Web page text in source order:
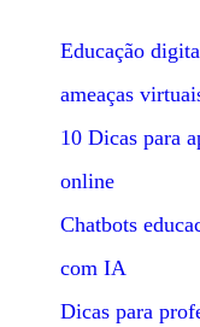
Educação
ameaças
10 Dicas para
online
Chatbots
com IA
Dicas para